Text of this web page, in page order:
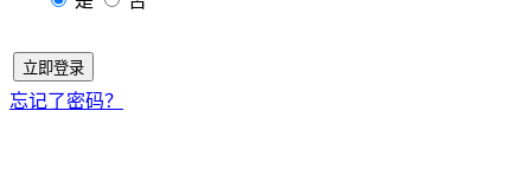
立即登录
忘记了密码？